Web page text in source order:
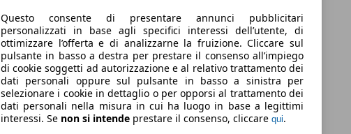
Questo consente di presentare annunci pubblicitari
personalizzati in base agli specifici interessi dell’utente, di
ottimizzare l’offerta e di analizzarne la fruizione. Cliccare sul
pulsante in basso a destra per prestare il consenso all’impiego
di cookie soggetti ad autorizzazione e al relativo trattamento dei
dati personali oppure sul pulsante in basso a sinistra per
selezionare i cookie in dettaglio o per opporsi al trattamento dei
dati personali nella misura in cui ha luogo in base a legittimi
interessi. Se non si intende prestare il consenso, cliccare qui.